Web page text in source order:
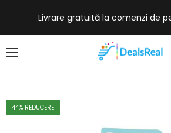
Livrare gratuită la comenzi de
44% REDUCERE